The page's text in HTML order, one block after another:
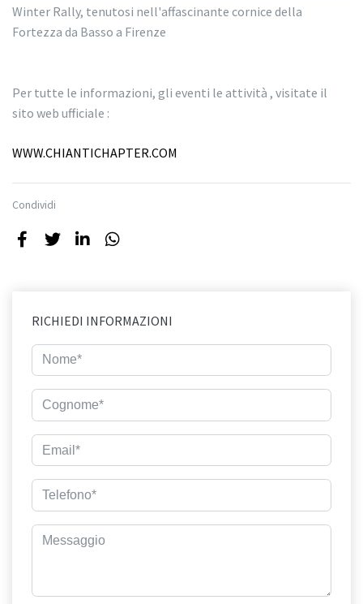
Winter Rally, tenutosi nell'affascinante cornice della
Fortezza da Basso a Firenze
Per tutte le informazioni, gli eventi le attività , visitate il
sito web ufficiale :
WWW.CHIANTICHAPTER.COM
Condividi
RICHIEDI INFORMAZIONI